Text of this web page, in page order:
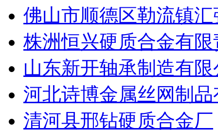
佛山市顺德区勒流镇
株洲恒兴硬质合金有
山东新开轴承制造有
河北诗博金属丝网制
清河县邢钻硬质合金厂